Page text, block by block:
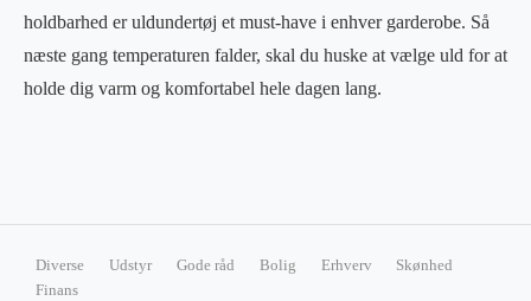
holdbarhed er uldundertøj et must-have i enhver garderobe. Så
næste gang temperaturen falder, skal du huske at vælge uld for at
holde dig varm og komfortabel hele dagen lang.
Diverse Udstyr Gode råd Bolig Erhverv
Skønhed
Finans